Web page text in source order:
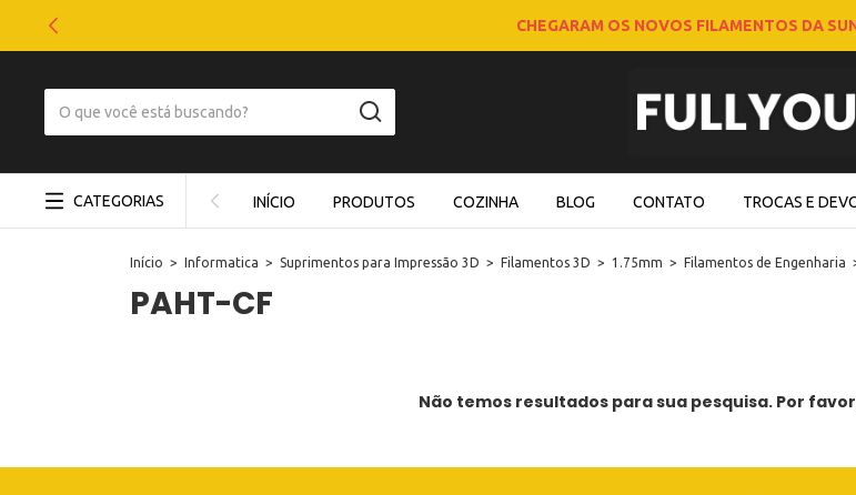
CHEGARAM OS NOVOS FILAMENTOS DA
CATEGORIAS INÍCIO PRODUTOS COZINHA BLOG CONTATO TROCAS E
Início > Informatica > Suprimentos para Impressão 3D > Filamentos 3D > 1.75mm > Filamentos de Engenharia
PAHT-CF
Não temos resultados para sua pesquisa. Por